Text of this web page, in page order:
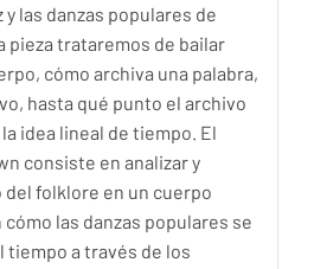
las danzas populares de
pieza trataremos de bailar
cómo archiva una palabra,
hasta qué punto el archivo
idea lineal de tiempo. El
consiste en analizar y
folklore en un cuerpo
las danzas populares se
tiempo a través de los